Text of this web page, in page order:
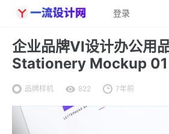
登录
企业品牌VI设计办公用
Stationery Mockup 01
品牌样机 822 7年前